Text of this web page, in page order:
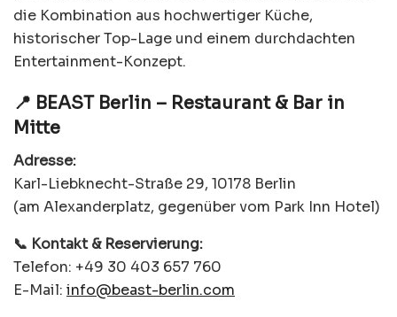
die Kombination aus hochwertiger Küche,
historischer Top-Lage und einem durchdachten
Entertainment-Konzept.
📍 BEAST Berlin – Restaurant & Bar in
Mitte
Adresse:
Karl-Liebknecht-Straße 29, 10178 Berlin
(am Alexanderplatz, gegenüber vom Park Inn Hotel)
📞 Kontakt & Reservierung:
Telefon: +49 30 403 657 760
E-Mail: info@beast-berlin.com